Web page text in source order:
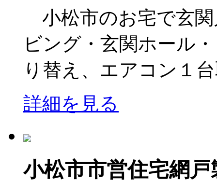
小松市のお宅で玄
ビング・玄関ホール
り替え、エアコン１
詳細を見る
小松市市営住宅網